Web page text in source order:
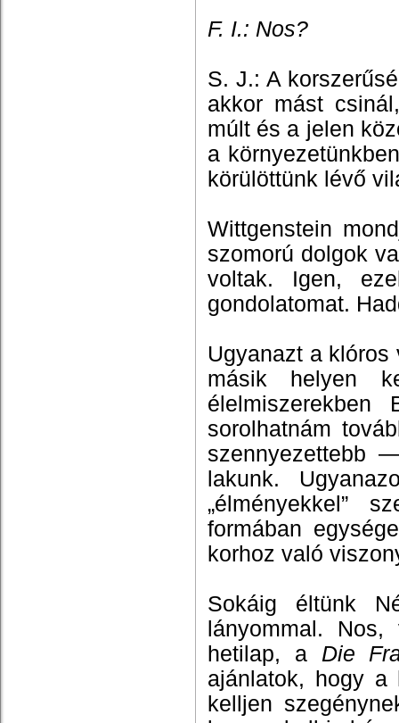
F. I.: Nos?
S. J.: A
akkor mást
múlt és a jelen
a
körülöttünk lévő
Wittgenstein
szomorú dolgok
voltak. Igen,
gondolatomat.
Ugyanazt a
másik helyen
sorolhatnám
szennyezettebb
lakunk.
„élményekkel”
formában
korhoz való
Sokáig éltünk
lányommal.
hetilap, a Die
ajánlatok, hogy a
kelljen